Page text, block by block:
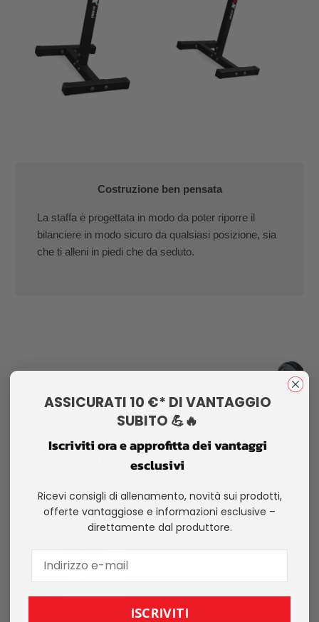
Costruzione ben pensata
La staffa è progettata in modo da poter riporre il
bilanciere in modo sicuro da qualsiasi posizione, sia
che ti alleni in piedi che da seduto.
ASSICURATI 10 €* DI VANTAGGIO
SUBITO 💪🔥
Iscriviti ora e approfitta dei vantaggi
esclusivi
Ricevi consigli di allenamento, novità sui prodotti,
offerte vantaggiose e informazioni esclusive –
direttamente dal produttore.
ISCRIVITI